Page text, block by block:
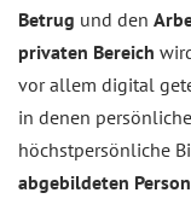
Betrug und den
privaten Bereich
vor allem digital
in denen
höchstpersönliche
abgebildeten Person